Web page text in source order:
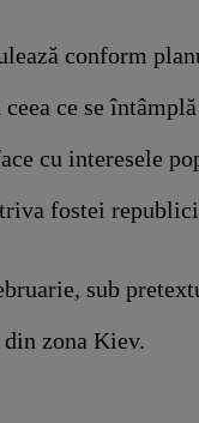
conform
ce se
cu interesele
fostei
sub
zona Kiev.